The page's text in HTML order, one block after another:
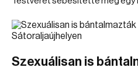
Szexuálisan is